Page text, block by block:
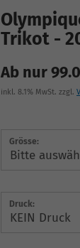
Trikot -
Ab nur
inkl. 8.1% MwSt. zzgl.
Grösse:
Druck: